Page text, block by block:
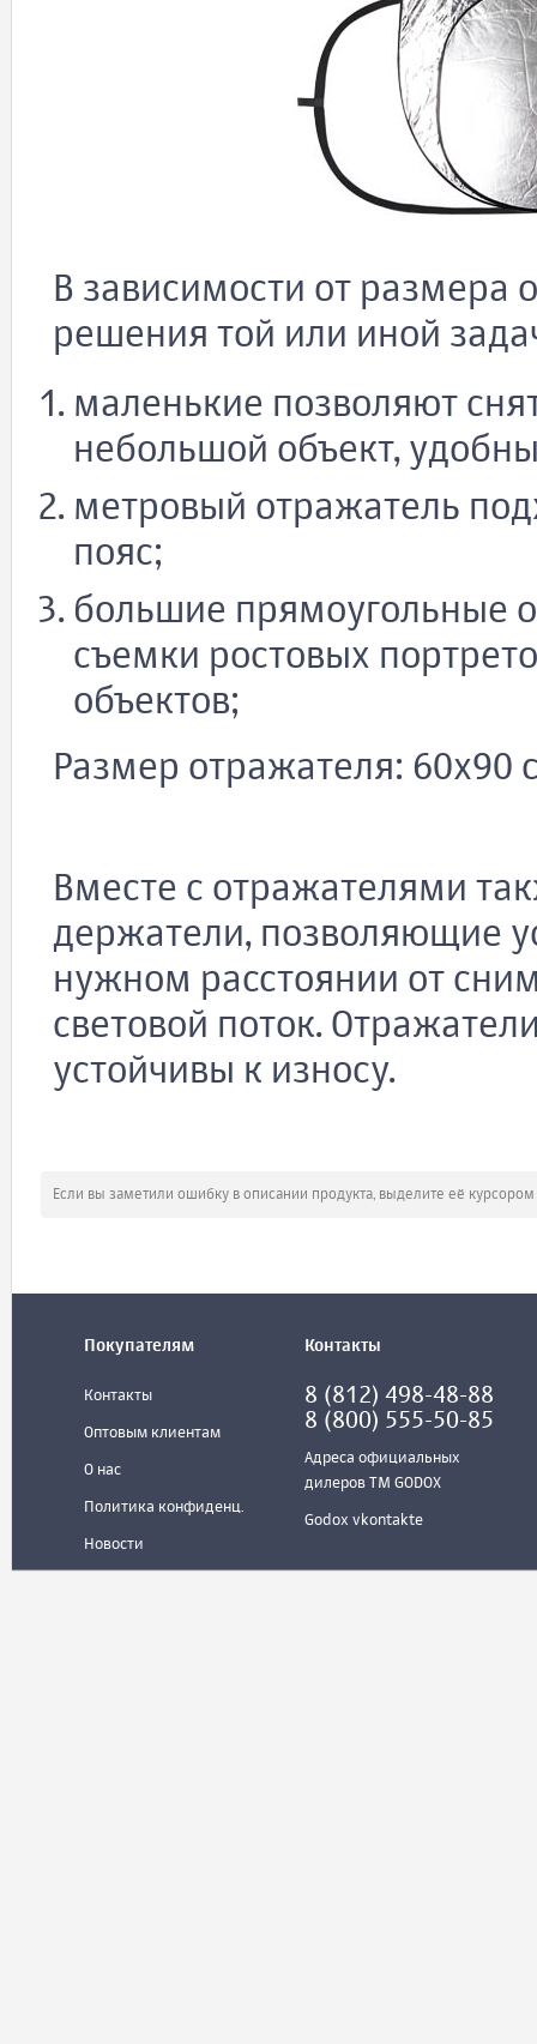
В зависимости от размера
решения той или иной
маленькие позволяют
небольшой объект,
метровый отражатель
пояс;
большие прямоугольные
съемки ростовых
объектов;
Размер отражателя: 60x90
Вместе с отражателями
держатели, позволяющие
нужном расстоянии от
световой поток.
устойчивы к износу.
Если вы заметили ошибку в описании продукта, выделите её
Покупателям
Контакты
Оптовым клиентам
О нас
Политика конфиденц.
Новости
Контакты
8 (812) 498-48-88
8 (800) 555-50-85
Адреса официальных
дилеров ТМ GODOX
Godox vkontakte